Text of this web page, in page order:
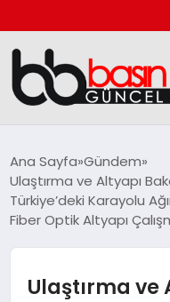
GÜNCEL
MAGAZIN
Ana Sayfa Gündem
Ulaştırma ve Altyapı
Türkiye’deki Karayolu
Fiber Optik Altyapı
Ulaştırma ve